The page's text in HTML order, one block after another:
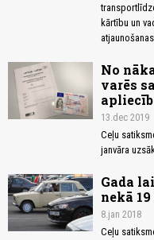
kārtību un
No
varēs
13.dec 2019
Ceļu
janvāra
Gada
nekā
8.jan 2018
Ceļu